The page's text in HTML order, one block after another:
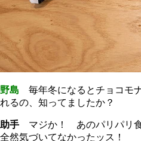
野島 毎年冬になるとチョコモ
れるの、知ってましたか？
助手 マジか！ あのパリパリ
全然気づいてなかったッス！